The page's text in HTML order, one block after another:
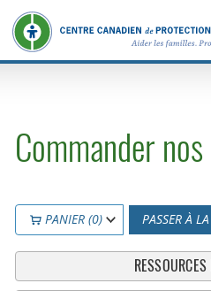
Commander
PANIER (0) PASSER À